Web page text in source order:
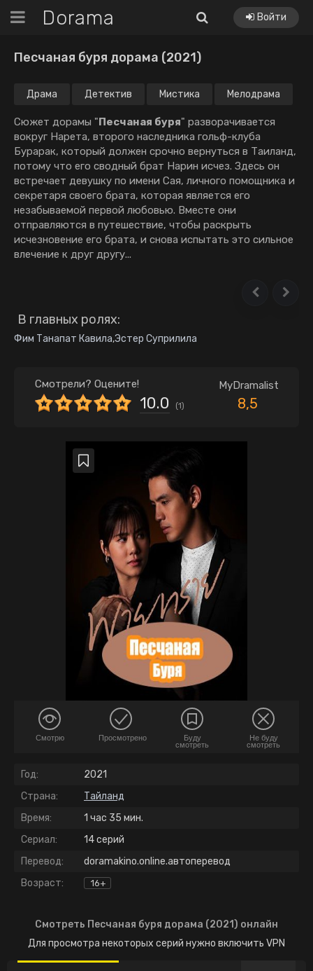
Dorama Войти
Песчаная буря дорама (2021)
Драма Детектив Мистика Мелодрама
Сюжет дорамы "Песчаная буря" разворачивается
вокруг Нарета, второго наследника гольф-клуба
Бурарак, который должен срочно вернуться в Таиланд,
потому что его сводный брат Нарин исчез. Здесь он
встречает девушку по имени Сая, личного помощника и
секретаря своего брата, которая является его
незабываемой первой любовью. Вместе они
отправляются в путешествие, чтобы раскрыть
исчезновение его брата, и снова испытать это сильное
влечение к друг другу...
В главных ролях:
Фим Танапат Кавила,Эстер Суприлила
Смотрели? Оцените!
10.0 (1)
MyDramalist
8,5
Смотрю Просмотрено
Буду
смотреть
Не буду
смотреть
Год:
2021
Страна:
Тайланд
Время:
1 час 35 мин.
Сериал:
14 серий
Перевод:
doramakino.online.автоперевод
Возраст:
16+
Смотреть Песчаная буря дорама (2021) онлайн
Для просмотра некоторых серий нужно включить VPN